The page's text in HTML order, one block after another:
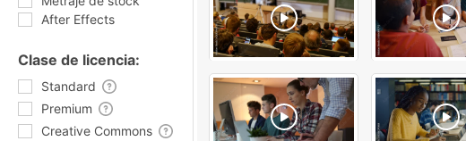
After Effects
Clase de licencia:
Standard
Premium
Creative Commons